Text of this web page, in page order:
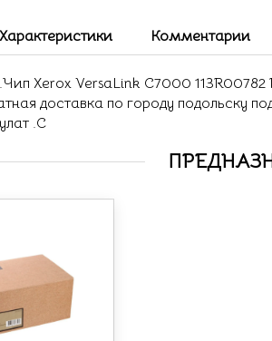
Характеристики Комментарии
Xerox VersaLink C7000
доставка по городу подольску
.С